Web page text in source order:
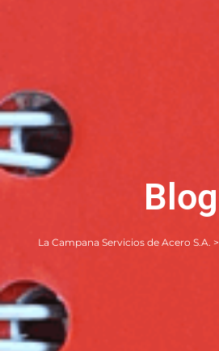
Blog
La Campana Servicios de Acero S.A. >